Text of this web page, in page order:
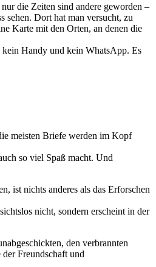
die Zeiten sind andere geworden –
sehen. Dort hat man versucht, zu
Karte mit den Orten, an denen die
kein Handy und kein WhatsApp. Es
meisten Briefe werden im Kopf
so viel Spaß macht. Und
ist nichts anderes als das Erforschen
nicht, sondern erscheint in der
den verbrannten
Freundschaft und